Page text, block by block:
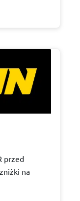
przed
na